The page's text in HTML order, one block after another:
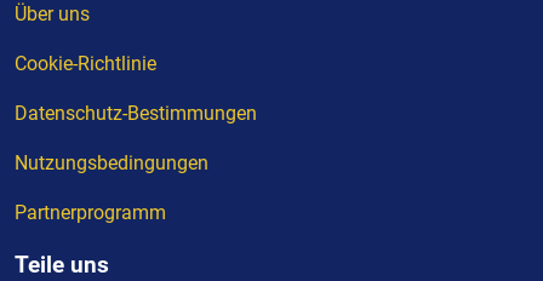
Über uns
Cookie-Richtlinie
Datenschutz-Bestimmungen
Nutzungsbedingungen
Partnerprogramm
Teile uns